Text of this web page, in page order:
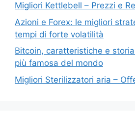
Migliori Kettlebell – Prezzi e
Azioni e Forex: le migliori
tempi di forte volatilità
Bitcoin, caratteristiche e
più famosa del mondo
Migliori Sterilizzatori aria –